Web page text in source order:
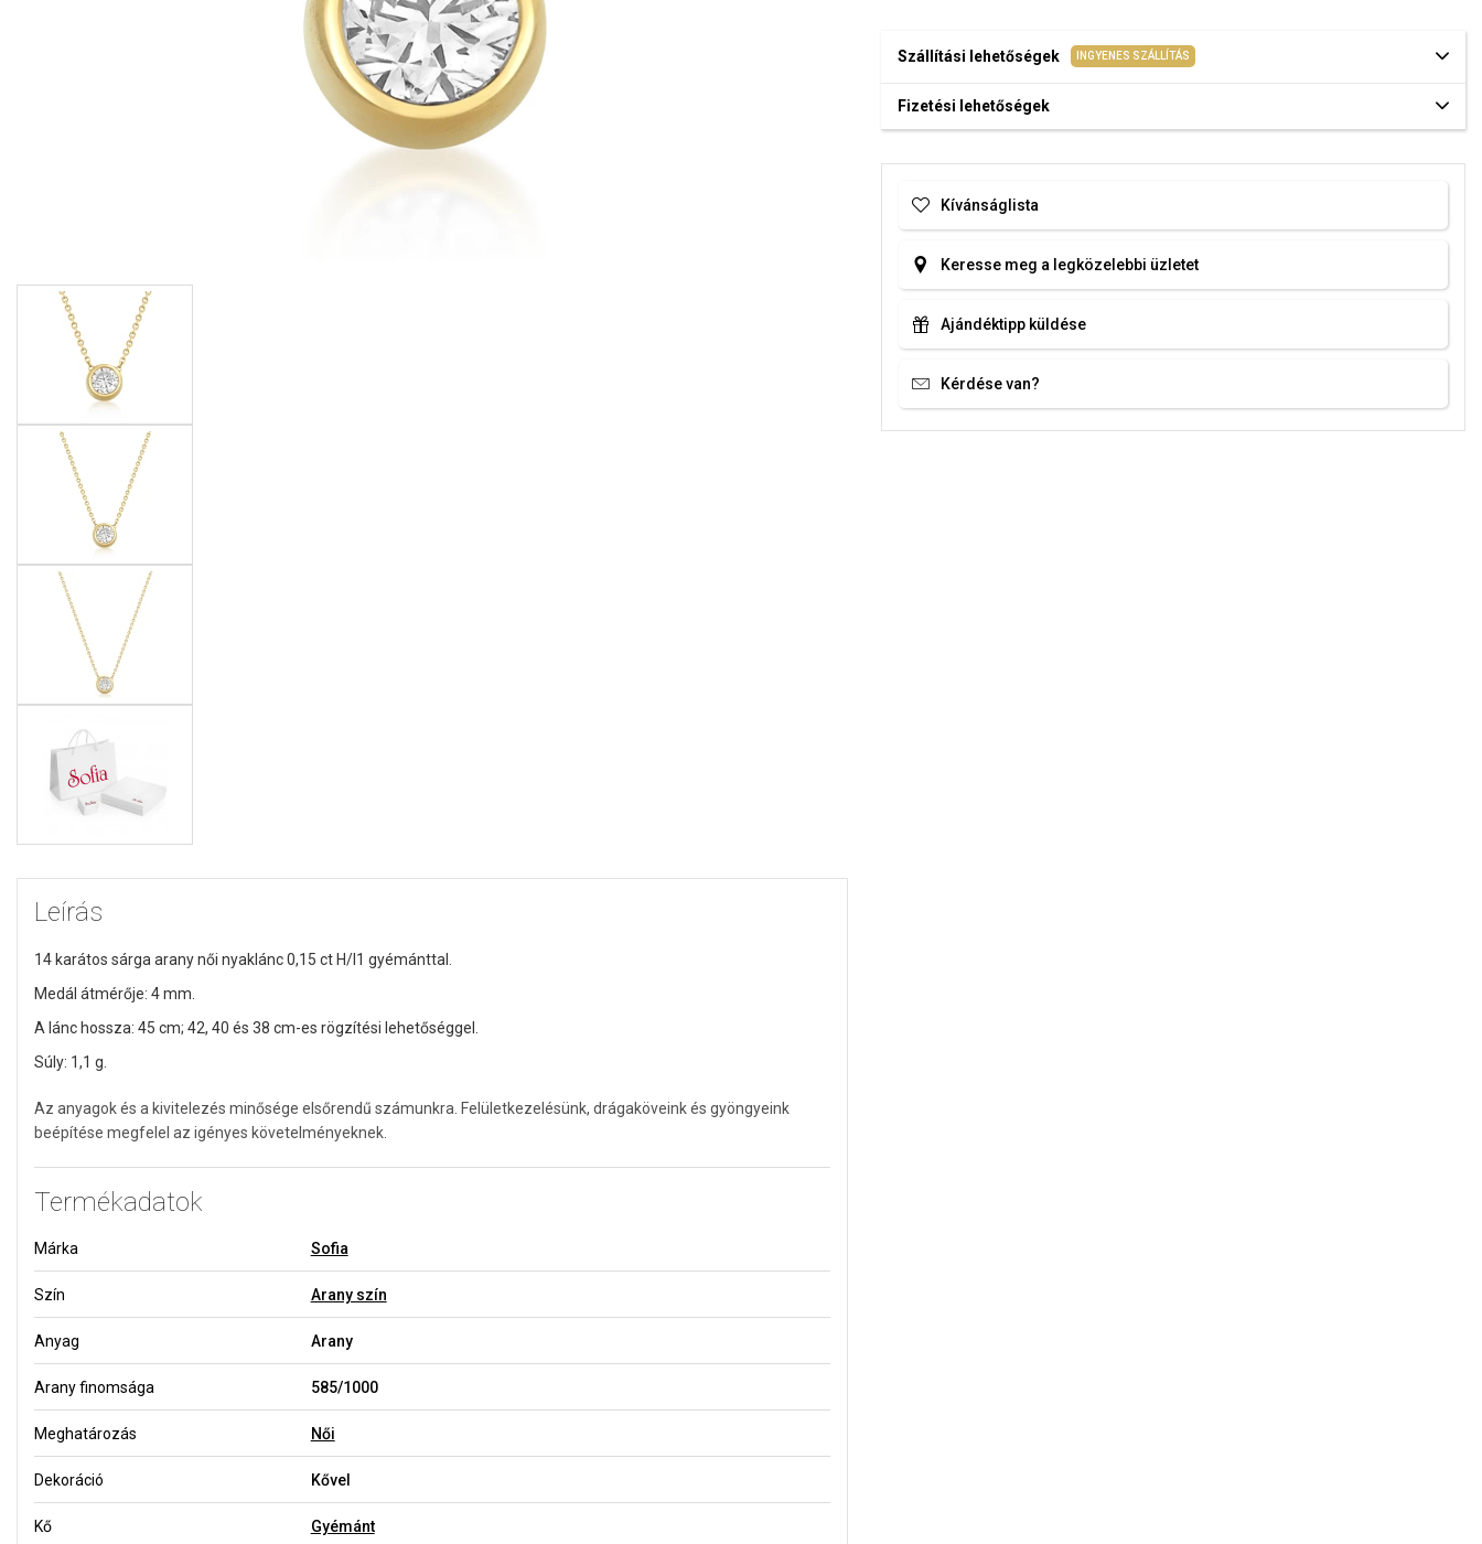
Leírás
14 karátos sárga arany női nyaklánc 0,15 ct H/I1 gyémánttal.
Medál átmérője: 4 mm.
A lánc hossza: 45 cm; 42, 40 és 38 cm-es rögzítési lehetőséggel.
Súly: 1,1 g.
Az anyagok és a kivitelezés minősége elsőrendű számunkra. Felületkezelésünk, drágaköveink és gyöngyeink
beépítése megfelel az igényes követelményeknek.
Termékadatok
Márka Sofia
Szín Arany szín
Anyag Arany
Arany finomsága 585/1000
Meghatározás Női
Dekoráció Kővel
Kő Gyémánt
Szállítási lehetőségek INGYENES SZÁLLÍTÁS
Fizetési lehetőségek
Kívánságlista
Keresse meg a legközelebbi üzletet
Ajándéktipp küldése
Kérdése van?